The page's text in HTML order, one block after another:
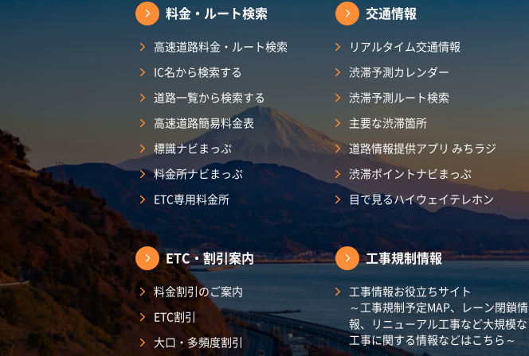
料金・ルート検索
高速道路料金・ルート検索
IC名から検索する
道路一覧から検索する
高速道路簡易料金表
標識ナビまっぷ
料金所ナビまっぷ
ETC専用料金所
ETC・割引案内
料金割引のご案内
ETC割引
大口・多頻度割引
交通情報
リアルタイム交通情報
渋滞予測カレンダー​
渋滞予測ルート検索
主要な渋滞箇所
道路情報提供アプリ みちラジ
渋滞ポイントナビまっぷ
目で見るハイウェイテレホン
工事規制情報
工事情報お役立ちサイト
～工事規制予定MAP、レーン閉鎖情
報、リニューアル工事など大規模な
工事に関する情報などはこちら～